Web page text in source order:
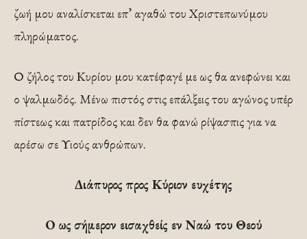
ζωή μου αναλίσκεται επ’ αγαθώ του Χριστεπωνύμου
πληρώματος.
Ο ζήλος του Κυρίου μου κατέφαγέ με ως θα ανεφώνει και
ο ψαλμωδός. Μένω πιστός στις επάλξεις του αγώνος υπέρ
πίστεως και πατρίδος και δεν θα φανώ ρίψασπις για να
αρέσω σε Υιούς ανθρώπων.
Διάπυρος προς Κύριον ευχέτης
Ο ως σήμερον εισαχθείς εν Ναώ του Θεού